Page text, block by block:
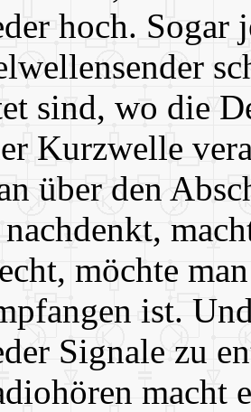
hoch. Sogar
sind, wo die
Kurzwelle
über den
möchte
ist.
Signale zu
macht